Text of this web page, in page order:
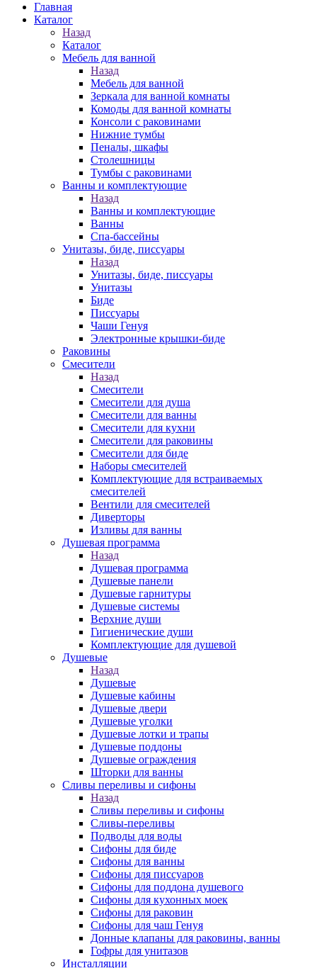
Главная
Каталог
Назад
Каталог
Мебель для ванной
Назад
Мебель для ванной
Зеркала для ванной комнаты
Комоды для ванной комнаты
Консоли с раковинами
Нижние тумбы
Пеналы, шкафы
Столешницы
Тумбы с раковинами
Ванны и комплектующие
Назад
Ванны и комплектующие
Ванны
Спа-бассейны
Унитазы, биде, писсуары
Назад
Унитазы, биде, писсуары
Унитазы
Биде
Писсуары
Чаши Генуя
Электронные крышки-биде
Раковины
Смесители
Назад
Смесители
Смесители для душа
Смесители для ванны
Смесители для кухни
Смесители для раковины
Смесители для биде
Наборы смесителей
Комплектующие для встраиваемых
смесителей
Вентили для смесителей
Диверторы
Изливы для ванны
Душевая программа
Назад
Душевая программа
Душевые панели
Душевые гарнитуры
Душевые системы
Верхние души
Гигиенические души
Комплектующие для душевой
Душевые
Назад
Душевые
Душевые кабины
Душевые двери
Душевые уголки
Душевые лотки и трапы
Душевые поддоны
Душевые ограждения
Шторки для ванны
Сливы переливы и сифоны
Назад
Сливы переливы и сифоны
Сливы-переливы
Подводы для воды
Сифоны для биде
Сифоны для ванны
Сифоны для писсуаров
Сифоны для поддона душевого
Сифоны для кухонных моек
Сифоны для раковин
Сифоны для чаш Генуя
Донные клапаны для раковины, ванны
Гофры для унитазов
Инсталляции